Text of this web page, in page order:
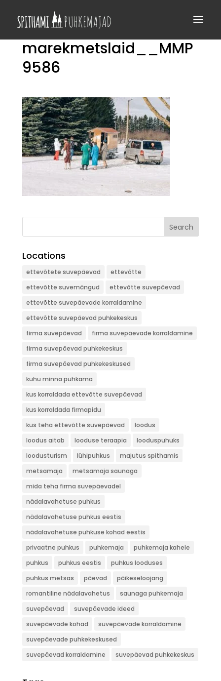
marekmetslaid__MMP
9586
Search
Locations
ettevõtete suvepäevad
ettevõtte
ettevõtte suvemängud
ettevõtte suvepäevad
ettevõtte suvepäevade korraldamine
ettevõtte suvepäevad puhkekeskus
firma suvepäevad
firma suvepäevade korraldamine
firma suvepäevad puhkekeskus
firma suvepäevad puhkekeskused
kuhu minna puhkama
kus korraldada ettevõtte suvepäevad
kus korraldada firmapidu
kus teha ettevõtte suvepäevad
loodus
loodus aitab
looduse teraapia
looduspuhuks
loodusturism
lühipuhkus
majutus spithamis
metsamaja
metsamaja saunaga
mida teha firma suvepäevadel
nädalavahetuse puhkus
nädalavahetuse puhkus eestis
nädalavahetuse puhkuse kohad eestis
privaatne puhkus
puhkemaja
puhkemaja kahele
puhkus
puhkus eestis
puhkus looduses
puhkus metsas
päevad
päikeseloojang
romantiline nädalavahetus
saunaga puhkemaja
suvepäevad
suvepäevade ideed
suvepäevade kohad
suvepäevade korraldamine
suvepäevade puhkekeskused
suvepäevad korraldamine
suvepäevad puhkekeskus